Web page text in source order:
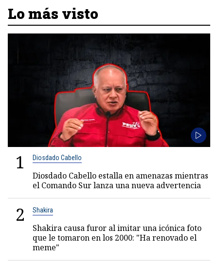
Lo más visto
1 Diosdado Cabello
Diosdado Cabello estalla en amenazas mientras
el Comando Sur lanza una nueva advertencia
2 Shakira
Shakira causa furor al imitar una icónica foto
que le tomaron en los 2000: "Ha renovado el
meme"